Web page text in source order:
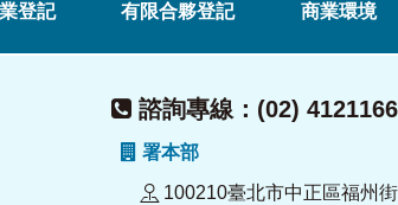
登記 有限合夥登記 商業環境
諮詢專線：(02) 4121166
署本部
100210臺北市中正區福州